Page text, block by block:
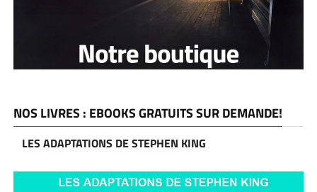
NOS LIVRES : EBOOKS GRATUITS SUR DEMANDE!
LES ADAPTATIONS DE STEPHEN KING